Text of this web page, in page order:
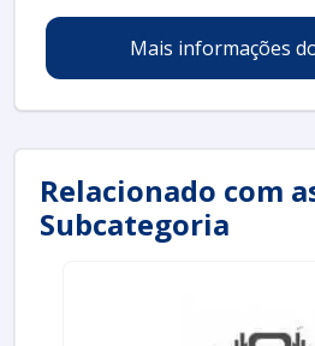
Mais informações
Relacionado com
Subcategoria